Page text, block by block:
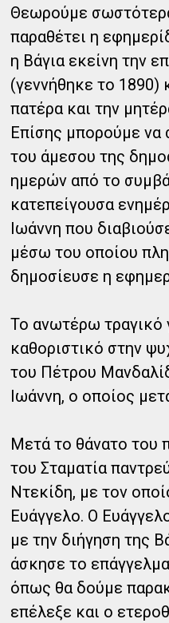
Θεωρούμε
παραθέτει η
η Βάγια εκείνη την
(γεννήθηκε το 1890)
πατέρα και την
Επίσης μπορούμε
του άμεσου της
ημερών από το
κατεπείγουσα
Ιωάννη που
μέσω του οποίου
δημοσίευσε η
Το ανωτέρω τραγικό
καθοριστικό στην
του Πέτρου
Ιωάννη, ο οποίος
Μετά το θάνατο του
του Σταματία
Ντεκίδη, με τον
Ευάγγελο. Ο
με την διήγηση της
άσκησε το
όπως θα δούμε
επέλεξε και ο